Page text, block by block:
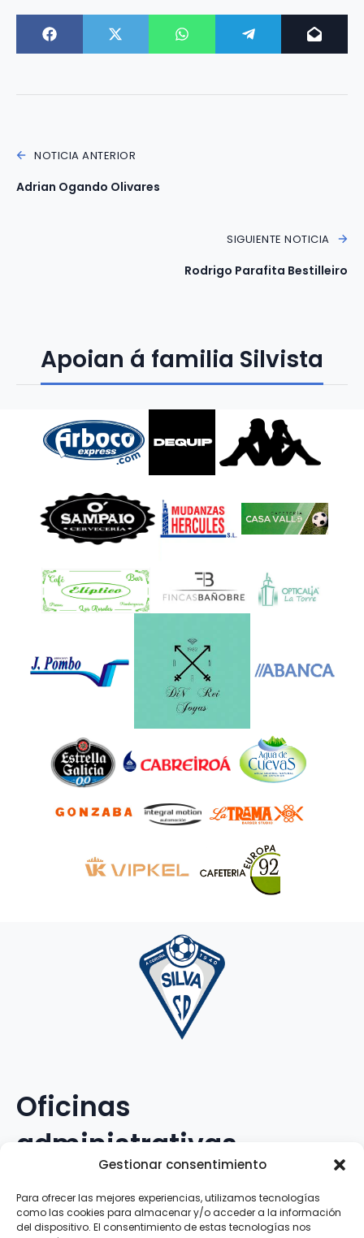
Gestionar consentimiento
Para ofrecer las mejores experiencias, utilizamos tecnologías
como las cookies para almacenar y/o acceder a la información
del dispositivo. El consentimiento de estas tecnologías nos
NOTICIA ANTERIOR
Adrian Ogando Olivares
SIGUIENTE NOTICIA
Rodrigo Parafita Bestilleiro
Apoian á familia Silvista
Oficinas
administrativas
Avenida Galileo Galilei, 12
15.008 · A Coruña · España